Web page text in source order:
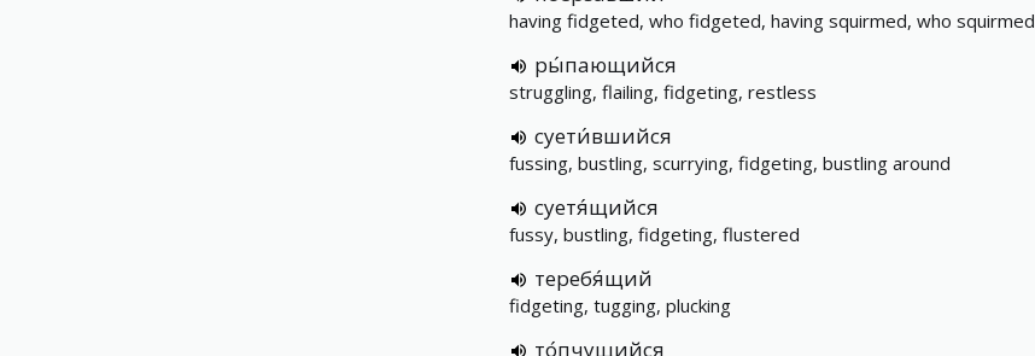
having fidgeted, who fidgeted, having squirmed, who squirmed
ры́пающийся
struggling, flailing, fidgeting, restless
суети́вшийся
fussing, bustling, scurrying, fidgeting, bustling around
суетя́щийся
fussy, bustling, fidgeting, flustered
теребя́щий
fidgeting, tugging, plucking
то́пчущийся